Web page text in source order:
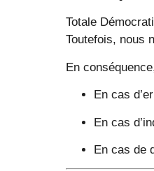
Totale
Toutefois, nous
En
En cas
En cas
En cas de